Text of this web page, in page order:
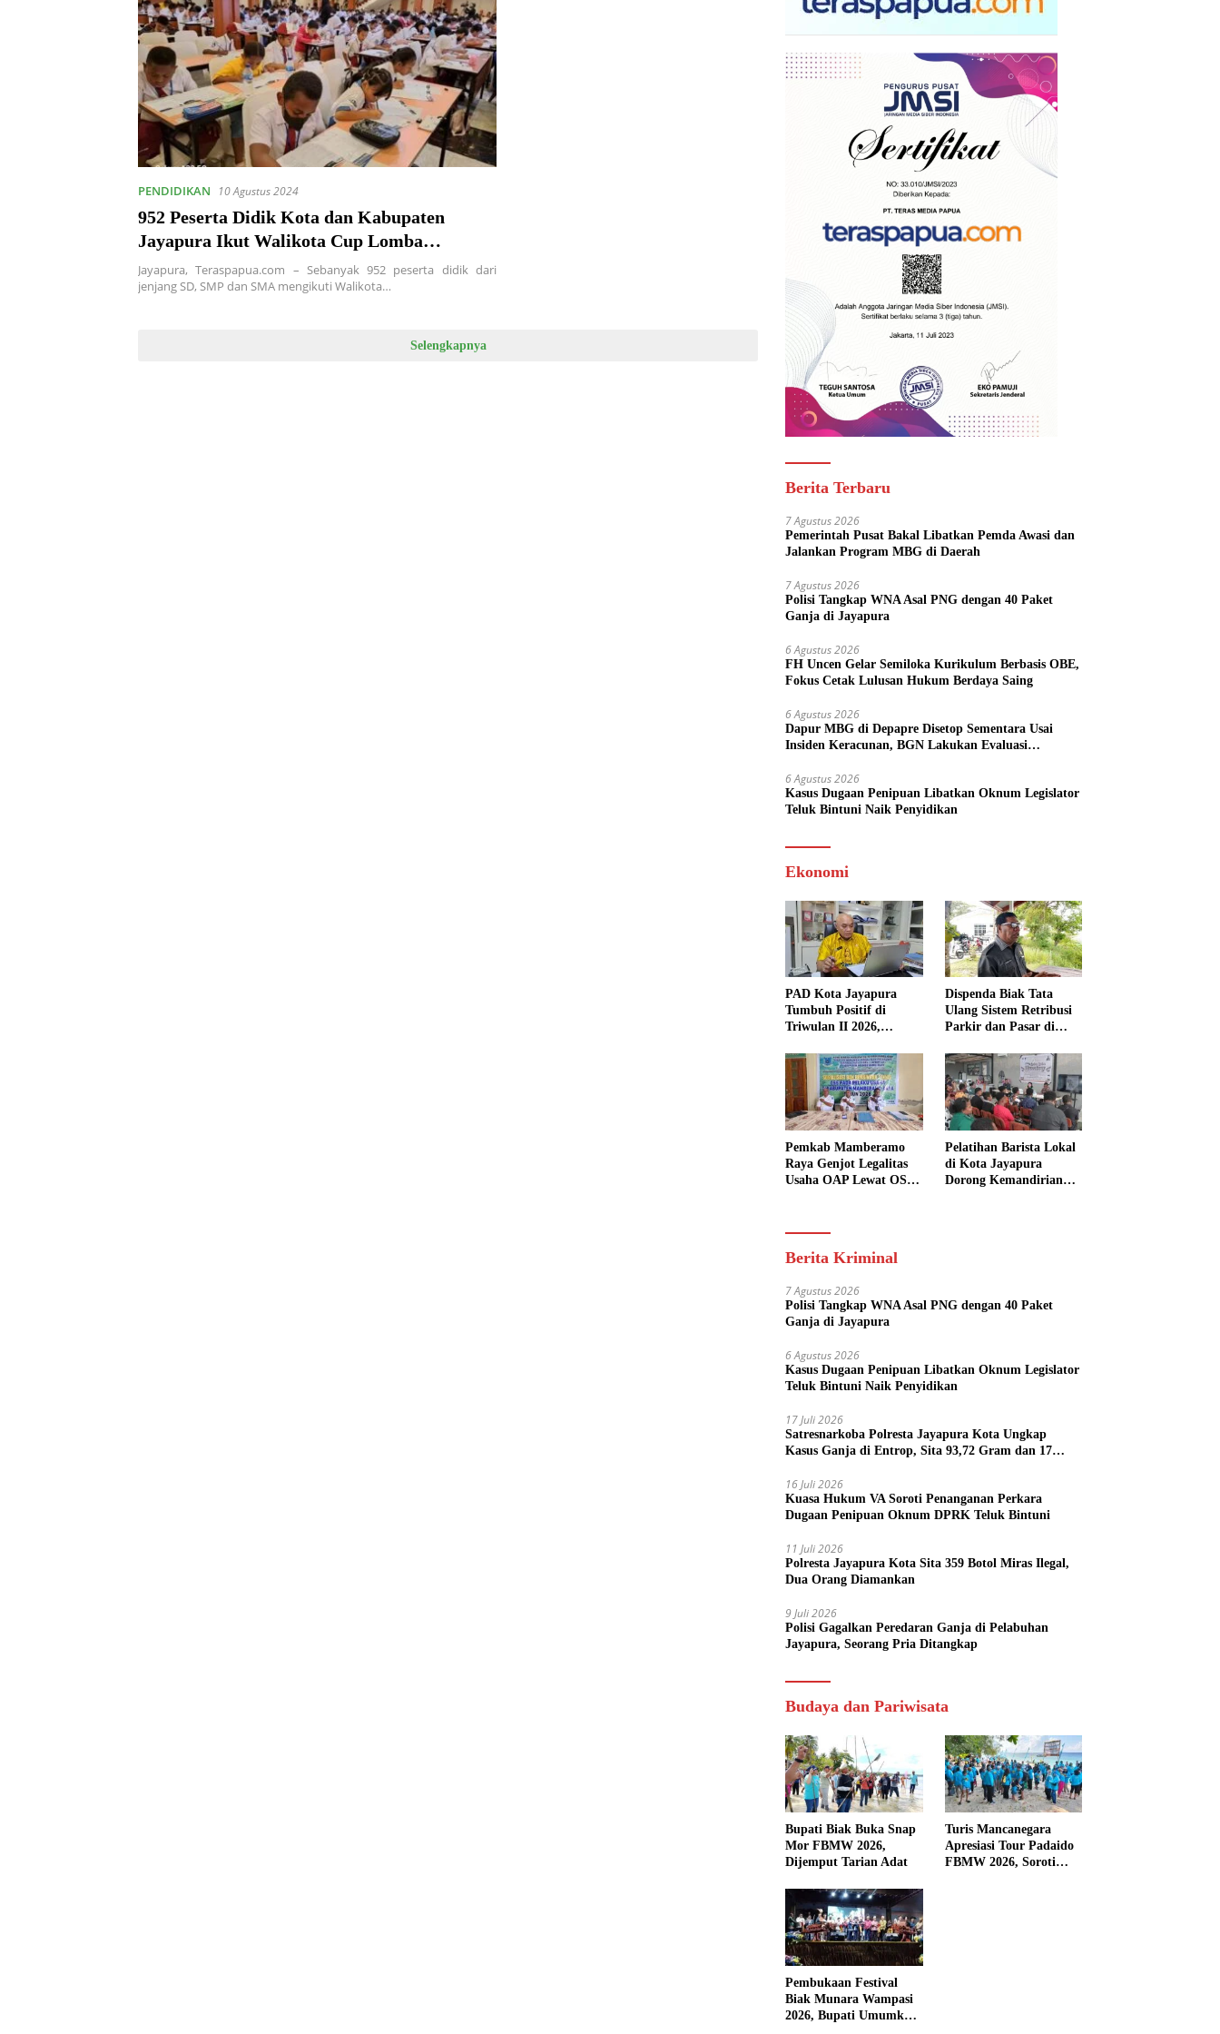
PENDIDIKAN 10 Agustus 2024
952 Peserta Didik Kota dan Kabupaten
Jayapura Ikut Walikota Cup Lomba
Matematika dan Bahasa Inggris
Jayapura, Teraspapua.com – Sebanyak 952 peserta didik dari
jenjang SD, SMP dan SMA mengikuti Walikota…
Selengkapnya
Berita Terbaru
7 Agustus 2026
Pemerintah Pusat Bakal Libatkan Pemda Awasi dan
Jalankan Program MBG di Daerah
7 Agustus 2026
Polisi Tangkap WNA Asal PNG dengan 40 Paket
Ganja di Jayapura
6 Agustus 2026
FH Uncen Gelar Semiloka Kurikulum Berbasis OBE,
Fokus Cetak Lulusan Hukum Berdaya Saing
6 Agustus 2026
Dapur MBG di Depapre Disetop Sementara Usai
Insiden Keracunan, BGN Lakukan Evaluasi
6 Agustus 2026
Kasus Dugaan Penipuan Libatkan Oknum Legislator
Teluk Bintuni Naik Penyidikan
Ekonomi
PAD Kota Jayapura
Tumbuh Positif di
Triwulan II 2026,
Target
Dispenda Biak Tata
Ulang Sistem Retribusi
Parkir dan Pasar di
Pemkab Mamberamo
Raya Genjot Legalitas
Usaha OAP Lewat OSS,
Pelatihan Barista Lokal
di Kota Jayapura
Dorong Kemandirian
Berita Kriminal
7 Agustus 2026
Polisi Tangkap WNA Asal PNG dengan 40 Paket
Ganja di Jayapura
6 Agustus 2026
Kasus Dugaan Penipuan Libatkan Oknum Legislator
Teluk Bintuni Naik Penyidikan
17 Juli 2026
Satresnarkoba Polresta Jayapura Kota Ungkap
Kasus Ganja di Entrop, Sita 93,72 Gram dan 17
16 Juli 2026
Kuasa Hukum VA Soroti Penanganan Perkara
Dugaan Penipuan Oknum DPRK Teluk Bintuni
11 Juli 2026
Polresta Jayapura Kota Sita 359 Botol Miras Ilegal,
Dua Orang Diamankan
9 Juli 2026
Polisi Gagalkan Peredaran Ganja di Pelabuhan
Jayapura, Seorang Pria Ditangkap
Budaya dan Pariwisata
Bupati Biak Buka Snap
Mor FBMW 2026,
Dijemput Tarian Adat
Turis Mancanegara
Apresiasi Tour Padaido
FBMW 2026, Soroti
Pembukaan Festival
Biak Munara Wampasi
2026, Bupati Umumkan